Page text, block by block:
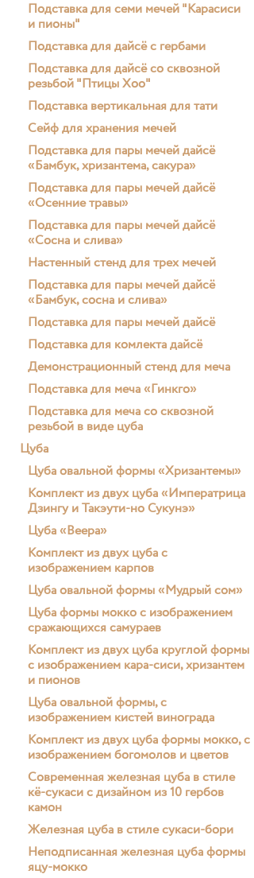
Подставка для семи мечей "Карасиси
и пионы"
Подставка для дайсё с гербами
Подставка для дайсё со сквозной
резьбой "Птицы Хоо"
Подставка вертикальная для тати
Сейф для хранения мечей
Подставка для пары мечей дайсё
«Бамбук, хризантема, сакура»
Подставка для пары мечей дайсё
«Осенние травы»
Подставка для пары мечей дайсё
«Сосна и слива»
Настенный стенд для трех мечей
Подставка для пары мечей дайсё
«Бамбук, сосна и слива»
Подставка для пары мечей дайсё
Подставка для комлекта дайсё
Демонстрационный стенд для меча
Подставка для меча «Гинкго»
Подставка для меча со сквозной
резьбой в виде цуба
Цуба
Цуба овальной формы «Хризантемы»
Комплект из двух цуба «Императрица
Дзингу и Такэути-но Сукунэ»
Цуба «Веера»
Комплект из двух цуба с
изображением карпов
Цуба овальной формы «Мудрый сом»
Цуба формы мокко с изображением
сражающихся самураев
Комплект из двух цуба круглой формы
с изображением кара-сиси, хризантем
и пионов
Цуба овальной формы, с
изображением кистей винограда
Комплект из двух цуба формы мокко, с
изображением богомолов и цветов
Современная железная цуба в стиле
кё-сукаси с дизайном из 10 гербов
камон
Железная цуба в стиле сукаси-бори
Неподписанная железная цуба формы
яцу-мокко